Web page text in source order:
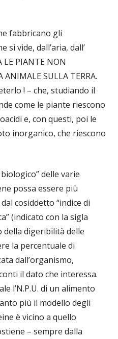
fabbricano gli
si vide, dall’aria, dall’
LE PIANTE NON
ANIMALE SULLA TERRA.
! – che, studiando il
come le piante riescono
e, con questi, poi le
inorganico, che riescono
delle varie
possa essere più
cosiddetto “indice di
(indicato con la sigla
della digeribilità delle
la percentuale di
dall’organismo,
il dato che interessa.
l’N.P.U. di un alimento
più il modello degli
è vicino a quello
– sempre dalla